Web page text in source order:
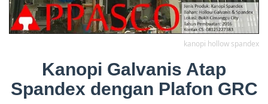
kanopi hollow spandex
Kanopi Galvanis Atap
Spandex dengan Plafon GRC